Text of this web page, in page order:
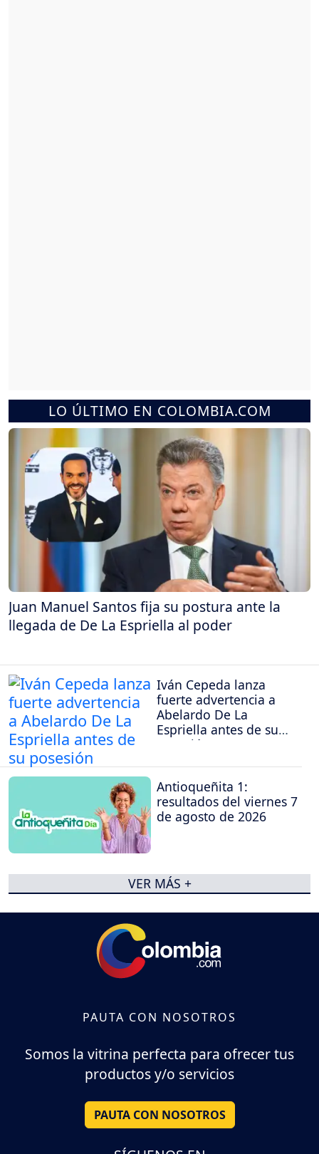
LO ÚLTIMO EN COLOMBIA.COM
Juan Manuel Santos fija su postura ante la
llegada de De La Espriella al poder
Iván Cepeda lanza
fuerte advertencia a
Abelardo De La
Espriella antes de su
posesión
Antioqueñita 1:
resultados del viernes 7
de agosto de 2026
VER MÁS +
PAUTA CON NOSOTROS
Somos la vitrina perfecta para ofrecer tus
productos y/o servicios
PAUTA CON NOSOTROS